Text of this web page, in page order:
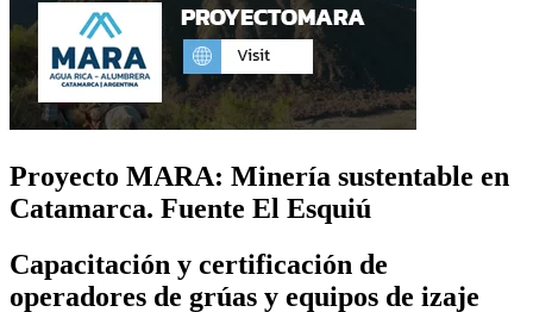
Proyecto MARA: Minería sustentable en
Catamarca. Fuente El Esquiú
Capacitación y certificación de
operadores de grúas y equipos de izaje